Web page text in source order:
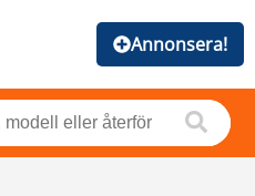
Annonsera!